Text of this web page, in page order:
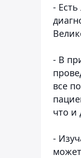
-
- В
все
что и
-